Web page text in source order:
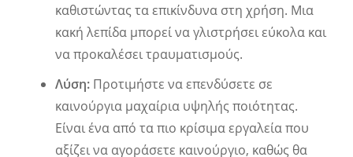
καθιστώντας τα επικίνδυνα στη χρήση. Μια
κακή λεπίδα μπορεί να γλιστρήσει εύκολα και
να προκαλέσει τραυματισμούς.
Λύση: Προτιμήστε να επενδύσετε σε
καινούργια μαχαίρια υψηλής ποιότητας.
Είναι ένα από τα πιο κρίσιμα εργαλεία που
αξίζει να αγοράσετε καινούργιο, καθώς θα